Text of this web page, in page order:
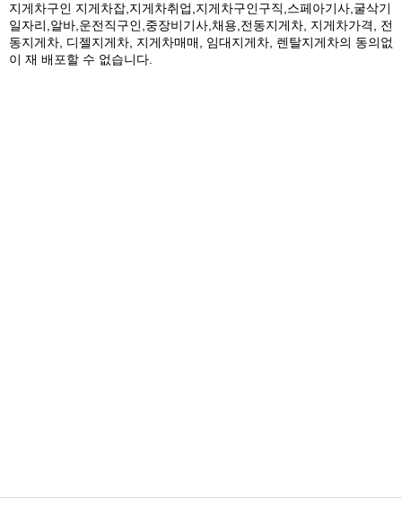
지게차구인 지게차잡,지게차취업,지게차구인구직,스페아기사,굴삭기
일자리,알바,운전직구인,중장비기사,채용,전동지게차, 지게차가격, 전
동지게차, 디젤지게차, 지게차매매, 임대지게차, 렌탈지게차의 동의없
이 재 배포할 수 없습니다.